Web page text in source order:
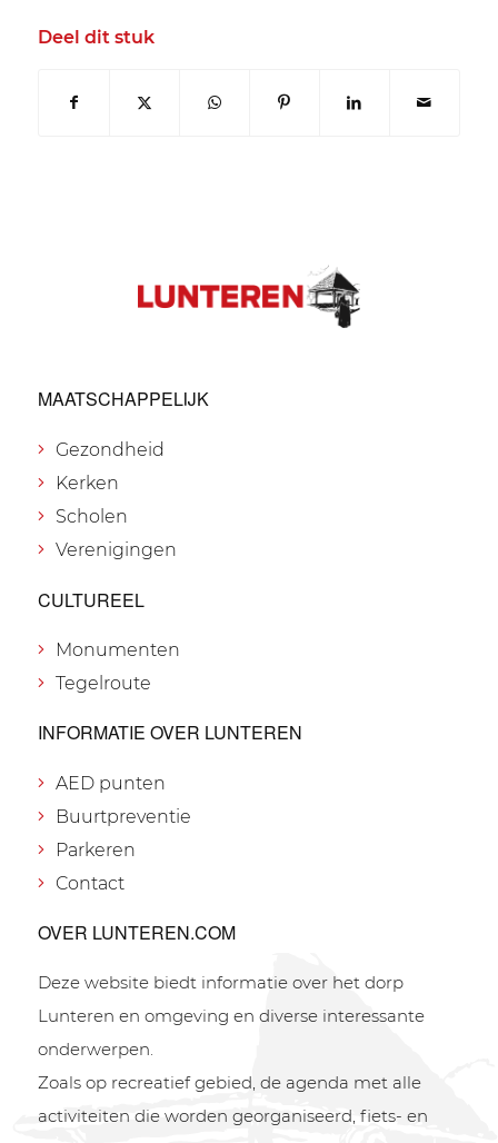
Deel dit stuk
MAATSCHAPPELIJK
Gezondheid
Kerken
Scholen
Verenigingen
CULTUREEL
Monumenten
Tegelroute
INFORMATIE OVER LUNTEREN
AED punten
Buurtpreventie
Parkeren
Contact
OVER LUNTEREN.COM
Deze website biedt informatie over het dorp
Lunteren en omgeving en diverse interessante
onderwerpen.
Zoals op recreatief gebied, de agenda met alle
activiteiten die worden georganiseerd, fiets- en